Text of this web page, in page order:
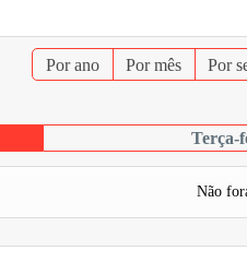
Por ano Por mês Por
Terça-
Não